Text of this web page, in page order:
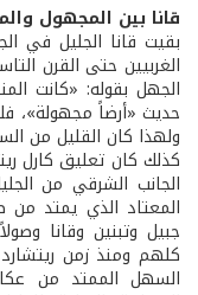
قانا بين المجهول
بقيت قانا الجليل في
الغربيين حتى القرن
الجهل بقوله: «كانت
حديث «أرضاً مجهولة»،
ولهذا كان القليل من
كذلك كان تعليق كارل
الجانب الشرقي من
المعتاد الذي يمتد من
جبيل وتبنين وقانا
السهل الممتد من